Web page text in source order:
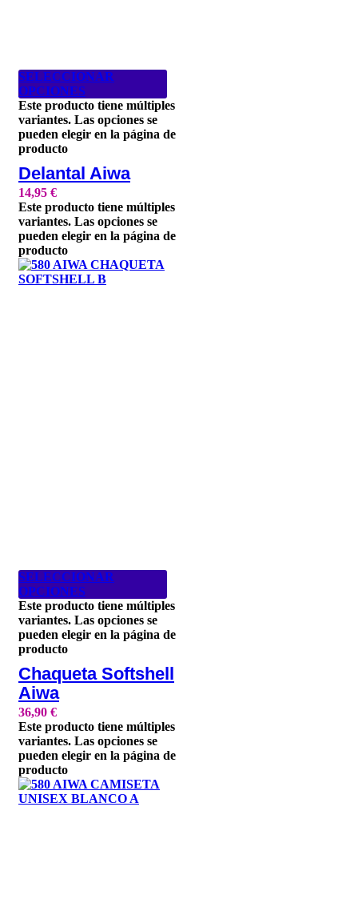
SELECCIONAR
OPCIONES
Este producto tiene múltiples
variantes. Las opciones se
pueden elegir en la página de
producto
Delantal Aiwa
14,95 €
Este producto tiene múltiples
variantes. Las opciones se
pueden elegir en la página de
producto
SELECCIONAR
OPCIONES
Este producto tiene múltiples
variantes. Las opciones se
pueden elegir en la página de
producto
Chaqueta Softshell
Aiwa
36,90 €
Este producto tiene múltiples
variantes. Las opciones se
pueden elegir en la página de
producto